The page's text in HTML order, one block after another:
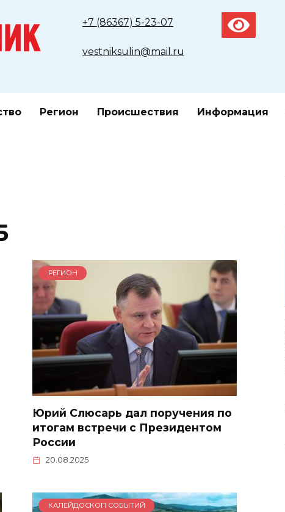
+7 (86367) 5-23-07
vestniksulin@mail.ru
Регион Происшествия Информация
РЕГИОН
Юрий Слюсарь дал поручения по
итогам встречи с Президентом
России
20.08.2025
КАЛЕЙДОСКОП СОБЫТИЙ